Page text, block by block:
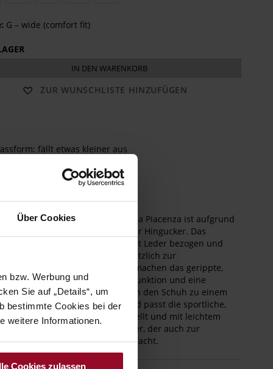
Über Cookies
bzw. Werbung und
Sie auf „Details“, um
bestimmte Cookies bei der
weitere Informationen.
Cookies zulassen
G – wide (comfort fit)
IN DEN WARENKORB
ZUR WUNSCHLISTE HINZUFÜGEN
fällt etwas kleiner aus
Lederfutter
sportliche HASSIA Ballerina Piacenza ist aufgrund
Vorderkappe ein echter Hingucker. Das
weiche Fußbett ist mit Leder bezogen und
dadurch den Tragekomfort zusätzlich zur
Passform. Außerdem machen das gerippte,
Obermaterial mit Stretchfunktion und eine
Polsterung im Ballenbereich den Schuh zu einem
Komfortwunder. Perfekt ins Bild passt die sportliche,
Sohle - auffällig gewellt und mit leichtem
Ein perfekter Alltagsbegleiter, der auch zur
Garderobe eine gute Figur macht.